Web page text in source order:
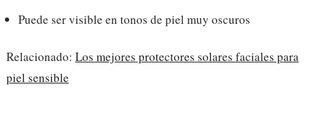
Puede ser visible en tonos de piel muy oscuros
Relacionado: Los mejores protectores solares faciales para
piel sensible